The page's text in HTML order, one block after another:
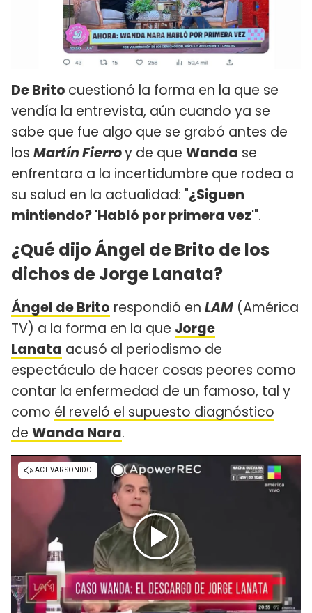
De Brito cuestionó la forma en la que se
vendía la entrevista, aún cuando ya se
sabe que fue algo que se grabó antes de
los Martín Fierroy de que Wanda se
enfrentara a la incertidumbre que rodea a
su salud en la actualidad: "¿Siguen
mintiendo? 'Habló por primera vez'".
¿Qué dijo Ángel de Brito de los
dichos de Jorge Lanata?
Ángel de Brito respondió en LAM (América
TV) a la forma en la que Jorge
Lanata acusó al periodismo de
espectáculo de hacer cosas peores como
contar la enfermedad de un famoso, tal y
como él reveló el supuesto diagnóstico
de Wanda Nara.